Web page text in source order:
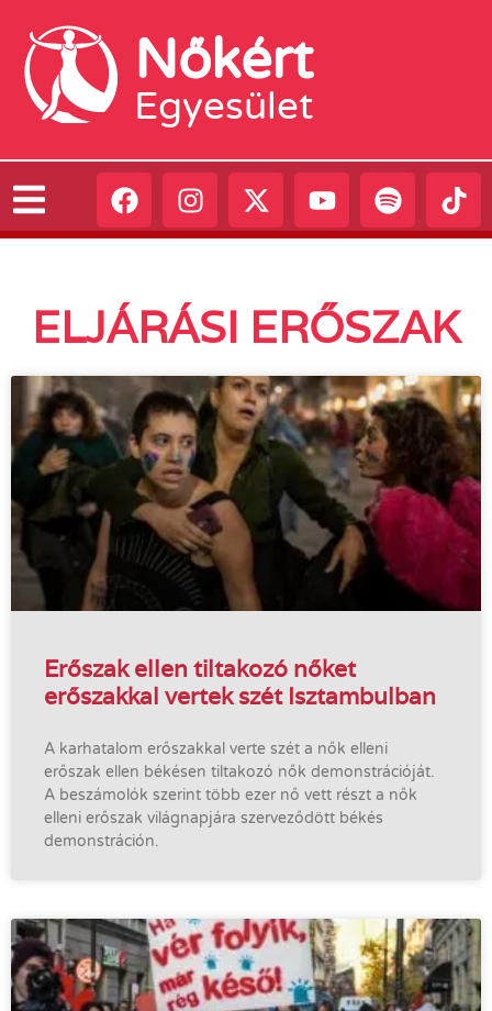
Nőkért
Egyesület
ELJÁRÁSI ERŐSZAK
Erőszak ellen tiltakozó nőket
erőszakkal vertek szét Isztambulban
A karhatalom erőszakkal verte szét a nők elleni
erőszak ellen békésen tiltakozó nők demonstrációját.
A beszámolók szerint több ezer nő vett részt a nők
elleni erőszak világnapjára szerveződött békés
demonstráción.